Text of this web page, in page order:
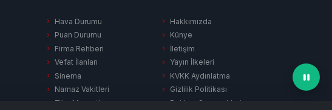
Hava Durumu
Puan Durumu
Firma Rehberi
Vefat İlanları
Sinema
Namaz Vakitleri
Tüm Manşetler
Hakkımızda
Künye
İletişim
Yayın İlkeleri
KVKK Aydınlatma
Gizlilik Politikası
Reklam Seçenekleri